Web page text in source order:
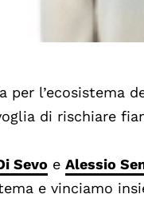
per l’ecosistema
di rischiare
Sevo e Alessio
e vinciamo